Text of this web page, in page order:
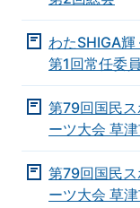
わたSHIGA
第1回常任委
第79回国民
ーツ大会 草
第79回国民
ーツ大会 草